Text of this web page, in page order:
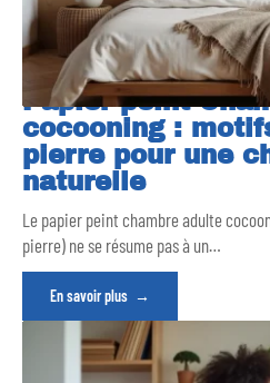
Papier peint
cocooning :
pierre pour une
naturelle
Le papier peint chambre adulte
pierre) ne se résume pas à un…
En savoir plus